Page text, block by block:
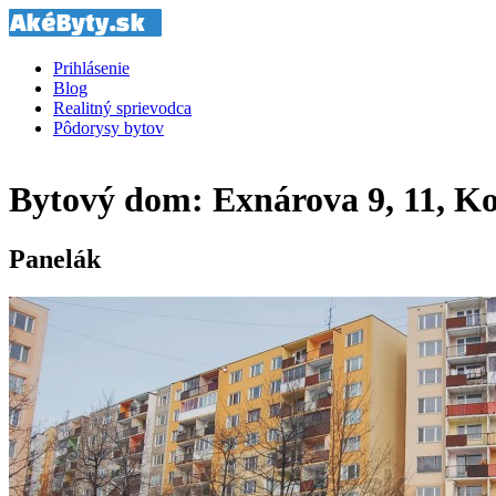
Prihlásenie
Blog
Realitný sprievodca
Pôdorysy bytov
Bytový dom: Exnárova 9, 11,
Panelák